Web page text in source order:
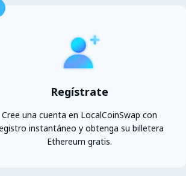
Regístrate
Cree una cuenta en LocalCoinSwap con
instantáneo y obtenga su billetera
Ethereum gratis.